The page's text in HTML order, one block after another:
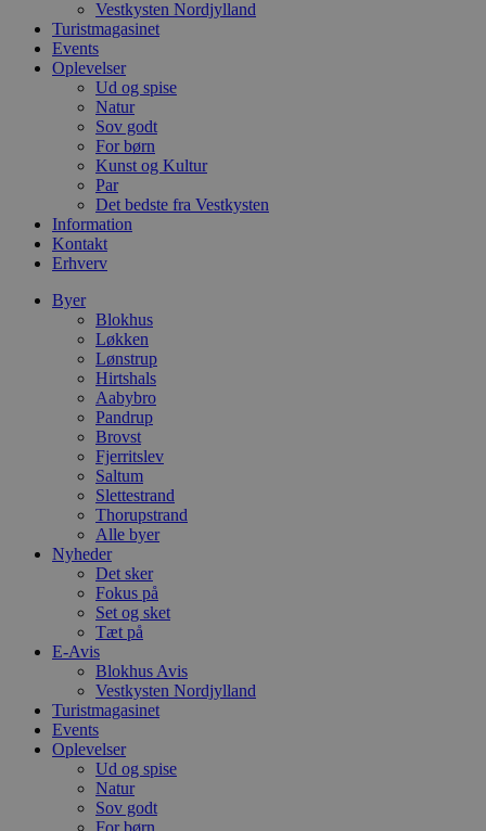
Vestkysten Nordjylland
Turistmagasinet
Events
Oplevelser
Ud og spise
Natur
Sov godt
For børn
Kunst og Kultur
Par
Det bedste fra Vestkysten
Information
Kontakt
Erhverv
Byer
Blokhus
Løkken
Lønstrup
Hirtshals
Aabybro
Pandrup
Brovst
Fjerritslev
Saltum
Slettestrand
Thorupstrand
Alle byer
Nyheder
Det sker
Fokus på
Set og sket
Tæt på
E-Avis
Blokhus Avis
Vestkysten Nordjylland
Turistmagasinet
Events
Oplevelser
Ud og spise
Natur
Sov godt
For børn